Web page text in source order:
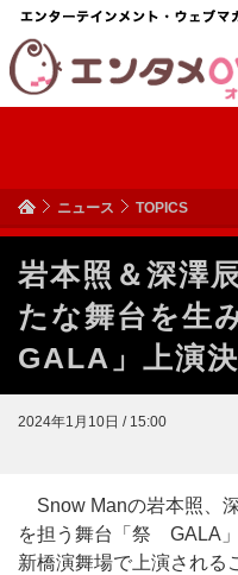
ニュース TOPICS
岩本照＆深澤
たな舞台を
GALA」上演
2024年1月10日 / 15:00
Snow Manの岩本照、
を担う舞台「祭 GALA
新橋演舞場で上演される